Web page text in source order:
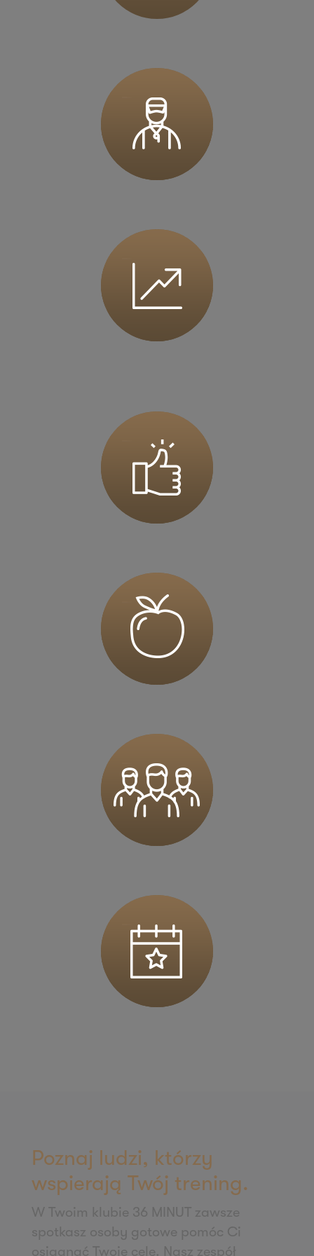
36 MINUT Gostyń
ul. Ogrodowa 9
63-800 Gostyń
Zapisz mnie
36 MINUT Iława
36 MINUT Inowrocław
ul. Marulewska 7
88-100 Inowrocław
Zapisz mnie
36 MINUT Jarocin
36 MINUT Jaworzno
ul. Katowicka 47
43-603 Jaworzno
Zapisz mnie
36 MINUT Kalisz
36 MINUT Kamionki
ul. Poznańska 117
62-023 Kamionki
Zapisz mnie
36 MINUT Karczówka
36 MINUT Kartuzy
ul. Krasickiego 2a
83-300 Kartuzy
Zapisz mnie
36 MINUT Komorniki
62-052 Komorniki
Zapisz mnie
36 MINUT Konstantynów
ul. Łódzka 27
95-050 Konstantynów Łódzki
62-028 Koziegłowy
Zapisz mnie
36 MINUT Krotoszyn
ul. Słodowa 13
63-700 Krotoszyn
Poznaj ludzi, którzy
wspierają Twój trening.
W Twoim klubie 36 MINUT zawsze
spotkasz osoby gotowe pomóc Ci
osiągnąć Twoje cele. Nasz zespół